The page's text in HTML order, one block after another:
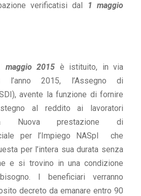
verificatisi dal
1 maggio
maggio 2015 è istituito, in via
l’anno 2015, l’Assegno di
avente la funzione di fornire
al reddito ai lavoratori
Nuova prestazione di
per l’Impiego NASpI che
per l’intera sua durata senza
e si trovino in una condizione
I beneficiari verranno
decreto da emanare entro 90